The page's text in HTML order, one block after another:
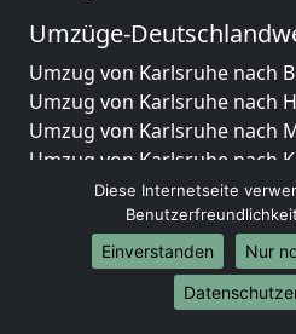
Umzüge-
Umzug von Karlsruhe nach
Umzug von Karlsruhe nach
Umzug von Karlsruhe nach
Umzug von Karlsruhe nach
Umzug von Karlsruhe nach
Umzug von Karlsruhe nach
Umzug von Karlsruhe nach
Umzug von Karlsruhe nach
Umzug von Karlsruhe nach
Diese Internetseite
Einverstanden
Nur